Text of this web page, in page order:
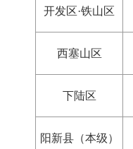
开发区·铁山区
西塞山区
下陆区
阳新县（本级）